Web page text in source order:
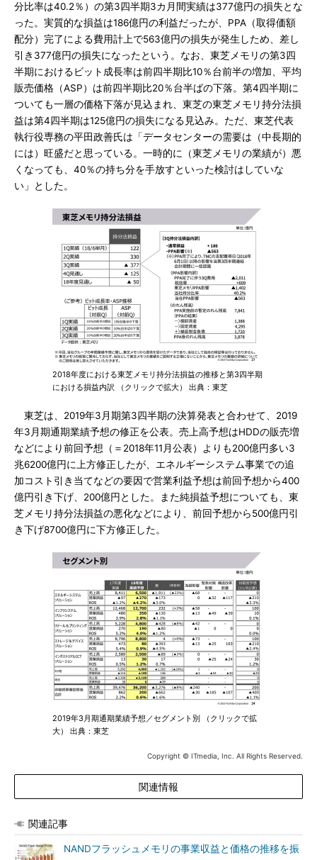
分比率は40.2％）の第3四半期3カ月間実績は377億円の損失とな
った。実質的な損益は186億円の利益だったが、PPA（取得価額
配分）完了による費用計上で563億円の損失が発生しため、差し
引き377億円の損失になったという。なお、東芝メモリの第3四
半期におけるビット成長率は前四半期比10％台前半の増加、平均
販売価格（ASP）は前四半期比20％台半ばの下落。第4四半期に
ついても一層の価格下落が見込まれ、東芝の東芝メモリ持分法損
益は第4四半期は125億円の損失になる見込み。ただ、東芝代表
執行役専務の平田政善氏は「データセンターの需要は（中長期的
には）旺盛だと思っている。一時的に（東芝メモリの業績が）悪
くなっても、40％の持ち分を手放すといった検討はしていな
い」とした。
2018年度における東芝メモリ持分法損益の推移と第3四半期
における損益内訳 （クリックで拡大） 出典：東芝
東芝は、2019年3月期第3四半期の決算発表と合わせて、2019
年3月期通期業績予想の修正を公表。売上高予想はHDDの販売増
などにより前回予想（＝2018年11月公表）よりも200億円多い3
兆6200億円に上方修正したが、エネルギーシステム事業での追
加コスト引き当てなどの要因で営業利益予想は前回予想から400
億円引き下げ、200億円とした。また純損益予想についても、東
芝メモリ持分法損益の悪化などにより、前回予想から500億円引
き下げ8700億円に下方修正した。
2019年3月期通期業績予想／セグメント別 （クリックで拡
大） 出典：東芝
Copyright © ITmedia, Inc. All Rights Reserved.
関連情報
関連記事
NANDフラッシュメモリの事業収益と価格の推移を振